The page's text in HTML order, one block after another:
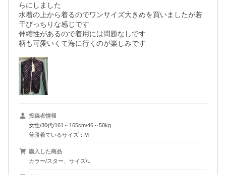
らにしました
水着の上から着るのでワンサイズ大きめを買いましたが若
干ぴっちりな感じです
伸縮性があるので着用には問題なしです
柄も可愛いくて海に行くのが楽しみです
投稿者情報
女性/30代/161～165cm/46～50kg
普段着ているサイズ：M
購入した商品
カラー/スター、サイズ/L